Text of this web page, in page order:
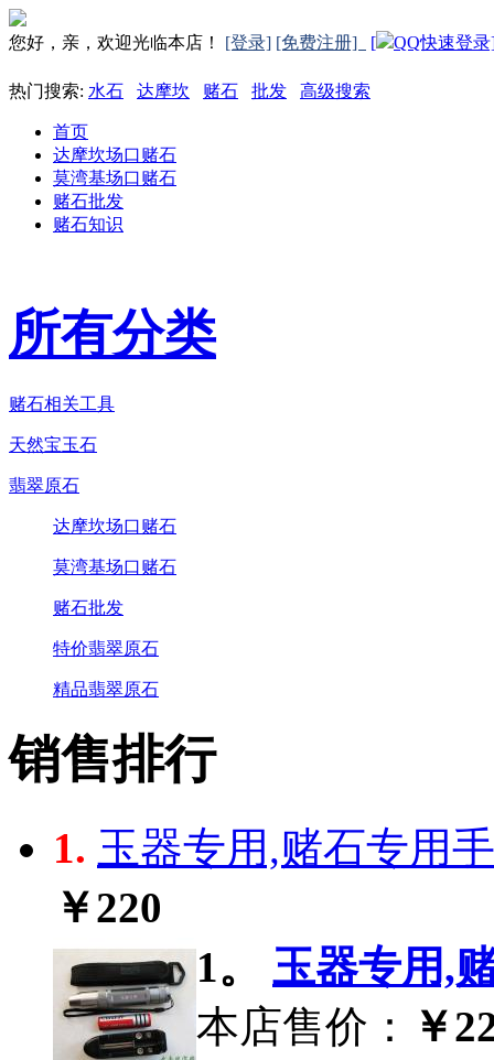
您好，亲，欢迎光临本店！ [登录] [免费注册] [ QQ快速登
热门搜索: 水石 达摩坎 赌石 批发 高级搜索
首页
达摩坎场口赌石
莫湾基场口赌石
赌石批发
赌石知识
所有分类
赌石相关工具
天然宝玉石
翡翠原石
达摩坎场口赌石
莫湾基场口赌石
赌石批发
特价翡翠原石
精品翡翠原石
销售排行
1. 玉器专用,赌石专用
￥220
1。
玉器专用,
本店售价：
￥